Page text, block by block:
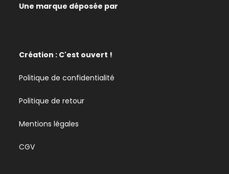
Une marque déposée par
Création : C'est ouvert !
Politique de confidentialité
Politique de retour
Mentions légales
CGV